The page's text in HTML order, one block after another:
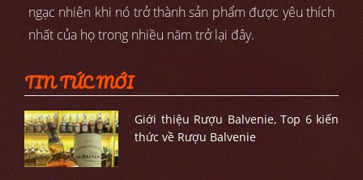
ngạc nhiên khi nó trở thành sản phẩm được yêu thích
nhất của họ trong nhiều năm trở lại đây.
TIN TỨC MỚI
Giới thiệu Rượu Balvenie, Top 6 kiến
thức về Rượu Balvenie